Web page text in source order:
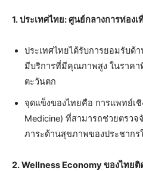
1. ประเทศไทย: ศูนย์กลางการท่อง
ประเทศไทยได้รับการยอมรับด้
มีบริการที่มีคุณภาพสูง ในราคา
ตะวันตก
จุดแข็งของไทยคือ การแพทย์เ
Medicine) ที่สามารถช่วยตรวจ
ภาระด้านสุขภาพของประชากร
2.Wellness Economy ของไทย